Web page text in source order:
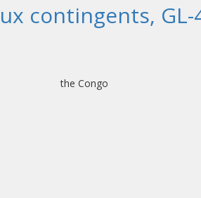
contingents, GL-
of the Congo